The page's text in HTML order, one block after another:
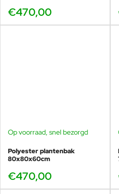
€470,00
Op voorraad, snel bezorgd
Polyester plantenbak
80x80x60cm
€470,00